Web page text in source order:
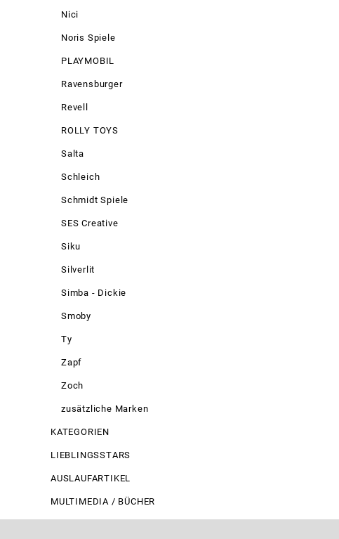
Nici
Noris Spiele
PLAYMOBIL
Ravensburger
Revell
ROLLY TOYS
Salta
Schleich
Schmidt Spiele
SES Creative
Siku
Silverlit
Simba - Dickie
Smoby
Ty
Zapf
Zoch
zusätzliche Marken
KATEGORIEN
LIEBLINGSSTARS
AUSLAUFARTIKEL
MULTIMEDIA / BÜCHER